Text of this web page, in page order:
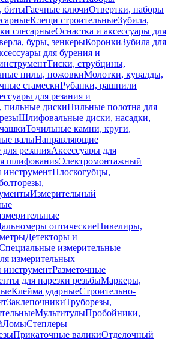
битыГаечные ключиОтвертки, наборы
Клещи строительныеЗубила,
слесарныеОснастка и аксессуары для
буры, зенкерыКоронкиЗубила для
для бурения и
Тиски, струбцины,
пилы, ножовкиМолотки, кувалды,
стамескиРубанки, рашпили
для резания и
пильные дискиПильные полотна для
Шлифовальные диски, насадки,
Точильные камни, круги,
валыНаправляющие
резанияАксессуары для
шлифованияЭлектромонтажный
Плоскогубцы,
Измерительный
оптическиеНивелиры,
Детекторы и
измерительные
измерительных
инструментРазметочные
для нарезки резьбыМаркеры,
Клейма ударныеСтроительно-
ЗаклепочникиТруборезы,
МультитулыПробойники,
ЛомыСтеплеры
Прикаточные валикиОтделочный